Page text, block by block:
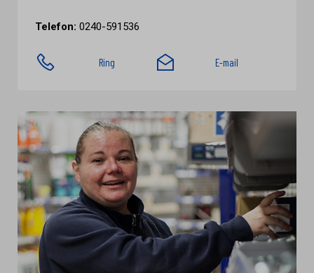
Telefon: 0240-591536
Ring E-mail